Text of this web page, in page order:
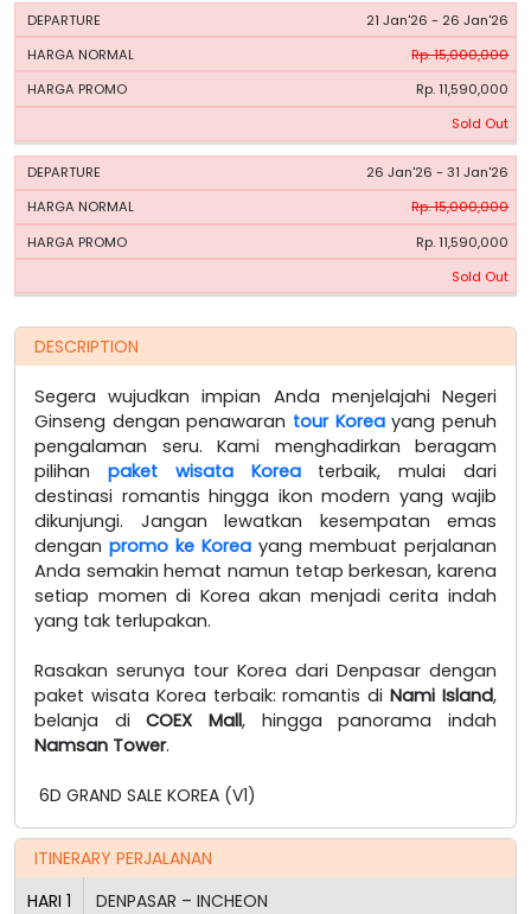
21 Jan'26 - 26 Jan'26
Rp. 15,000,000
Rp. 11,590,000
Sold Out
26 Jan'26 - 31 Jan'26
Rp. 15,000,000
Rp. 11,590,000
Sold Out
DESCRIPTION
Segera wujudkan impian Anda menjelajahi Negeri
Ginseng dengan penawaran tour Koreayang penuh
pengalaman seru. Kami menghadirkan beragam
pilihan paket wisata Koreaterbaik, mulai dari
destinasi romantis hingga ikon modern yang wajib
dikunjungi. Jangan lewatkan kesempatan emas
dengan promo ke Korea yang membuat perjalanan
Anda semakin hemat namun tetap berkesan, karena
setiap momen di Korea akan menjadi cerita indah
yang tak terlupakan.
Rasakan serunya tour Korea dari Denpasar dengan
paket wisata Korea terbaik: romantis diNami Island,
belanja diCOEX Mall, hingga panorama indah
Namsan Tower.
6D GRAND SALE KOREA (V1)
ITINERARY PERJALANAN
HARI 1 DENPASAR – INCHEON